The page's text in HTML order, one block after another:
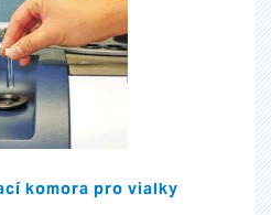
komora pro vialky